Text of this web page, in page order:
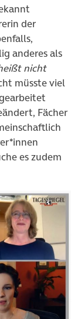
der
anderes als
nicht
müsste viel
Fächer
es zudem